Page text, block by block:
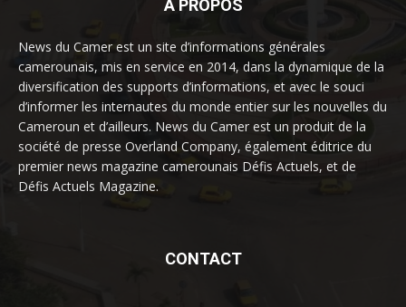
À PROPOS
News du Camer est un site d’informations générales
camerounais, mis en service en 2014, dans la dynamique de la
diversification des supports d’informations, et avec le souci
d’informer les internautes du monde entier sur les nouvelles du
Cameroun et d’ailleurs. News du Camer est un produit de la
société de presse Overland Company, également éditrice du
premier news magazine camerounais Défis Actuels, et de
Défis Actuels Magazine.
CONTACT